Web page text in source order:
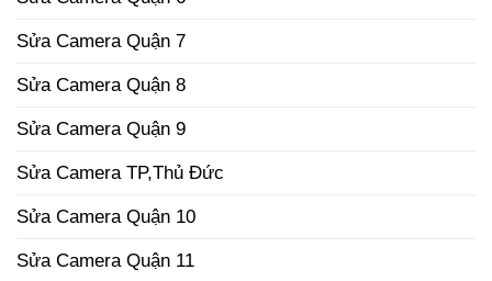
Sửa Camera Quận 7
Sửa Camera Quận 8
Sửa Camera Quận 9
Sửa Camera TP,Thủ Đức
Sửa Camera Quận 10
Sửa Camera Quận 11